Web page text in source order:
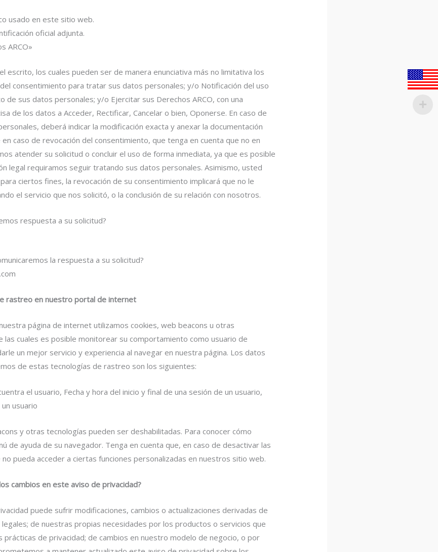
usado en este sitio web.
oficial adjunta.
ARCO»
escrito, los cuales pueden ser de manera enunciativa más no limitativa los
consentimiento para tratar sus datos personales; y/o Notificación del uso
de sus datos personales; y/o Ejercitar sus Derechos ARCO, con una
de los datos a Acceder, Rectificar, Cancelar o bien, Oponerse. En caso de
deberá indicar la modificación exacta y anexar la documentación
caso de revocación del consentimiento, que tenga en cuenta que no en
atender su solicitud o concluir el uso de forma inmediata, ya que es posible
legal requiramos seguir tratando sus datos personales. Asimismo, usted
ciertos fines, la revocación de su consentimiento implicará que no le
el servicio que nos solicitó, o la conclusión de su relación con nosotros.
respuesta a su solicitud?
la respuesta a su solicitud?
rastreo en nuestro portal de internet
página de internet utilizamos cookies, web beacons u otras
las cuales es posible monitorear su comportamiento como usuario de
un mejor servicio y experiencia al navegar en nuestra página. Los datos
de estas tecnologías de rastreo son los siguientes:
el usuario, Fecha y hora del inicio y final de una sesión de un usuario,
usuario
y otras tecnologías pueden ser deshabilitadas. Para conocer cómo
de ayuda de su navegador. Tenga en cuenta que, en caso de desactivar las
pueda acceder a ciertas funciones personalizadas en nuestros sitio web.
cambios en este aviso de privacidad?
puede sufrir modificaciones, cambios o actualizaciones derivadas de
de nuestras propias necesidades por los productos o servicios que
prácticas de privacidad; de cambios en nuestro modelo de negocio, o por